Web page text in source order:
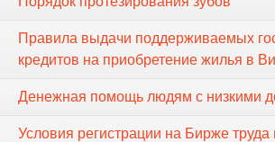
Правила выдачи поддерживаемых
кредитов на приобретение жилья в
Денежная помощь людям с низкими
Условия регистрации на Бирже труда